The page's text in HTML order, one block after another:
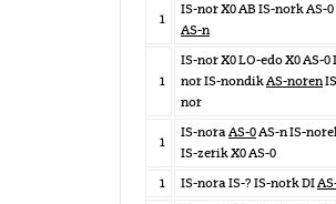
1
IS-nor X0 AB IS-nork AS-0
AS-n
1
IS-nor X0 LO-edo X0 AS-0
nor IS-nondikAS-noren
nor
1
IS-noraAS-0AS-n IS-
IS-zerik X0 AS-0
1
IS-nora IS-? IS-nork DI